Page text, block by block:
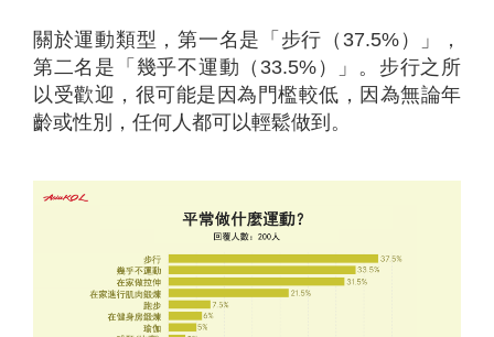
關於運動類型，第一名是「步行（37.5%）」，
第二名是「幾乎不運動（33.5%）」。步行之所
以受歡迎，很可能是因為門檻較低，因為無論年
齡或性別，任何人都可以輕鬆做到。